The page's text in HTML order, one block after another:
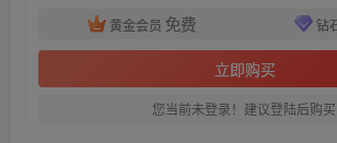
黄金会员 免费 钻
立即购买
您当前未登录！建议登陆后购